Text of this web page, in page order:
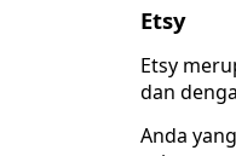
Etsy
Etsy
dan
Anda